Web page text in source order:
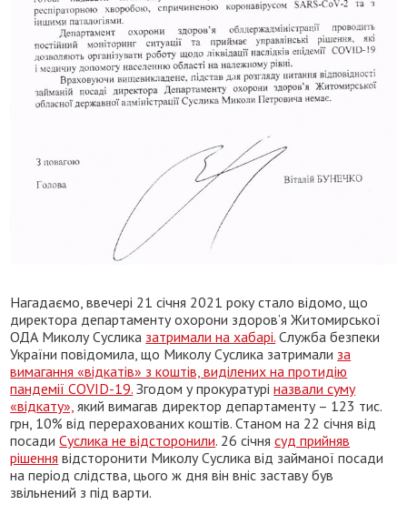
Нагадаємо, ввечері 21 січня 2021 року стало відомо, що
директора департаменту охорони здоров’я Житомирської
ОДА Миколу Суслика затримали на хабарі. Служба безпеки
України повідомила, що Миколу Суслика затримали за
вимагання «відкатів» з коштів, виділених на протидію
пандемії COVID-19. Згодом у прокуратуріназвали суму
«відкату», який вимагав директор департаменту – 123 тис.
грн, 10% від перерахованих коштів. Станом на 22 січня від
посадиСуслика не відсторонили. 26 січнясуд прийняв
рішення відсторонити Миколу Суслика від займаної посади
на період слідства, цього ж дня він вніс заставу був
звільнений з під варти.